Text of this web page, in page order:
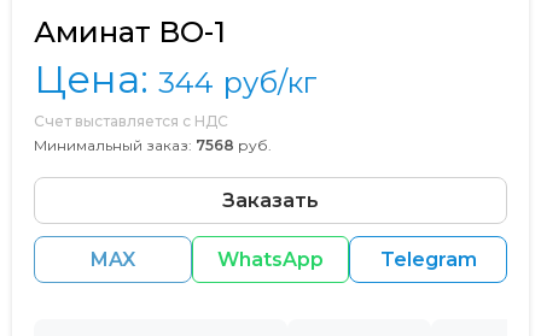
Аминат ВО-1
Цена: 344 руб/кг
Счет выставляется с НДС
Минимальный заказ: 7568 руб.
Заказать
MAX WhatsApp Telegram